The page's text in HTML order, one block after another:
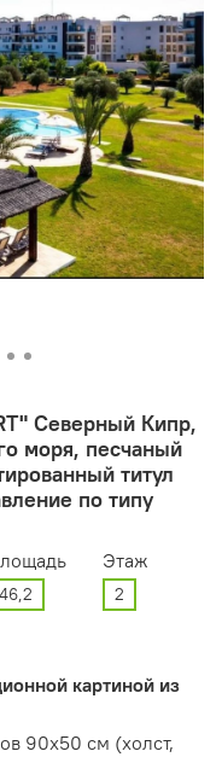
Ceверный Кипр,
моря, песчаный
титул
по типу
46,2
Этаж
2
картиной из
90х50 см (холст,